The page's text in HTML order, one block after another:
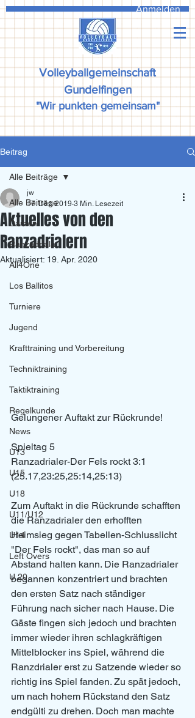
Anmelden
Volleyballgemeinschaft
Gundelfingen
"Wir punkten gemeinsam"
Beitrag
Alle Beiträge
Damen
Ranzadriala
All4One
Los Ballitos
Turniere
Jugend
Krafttraining und Vorbereitung
Techniktraining
Taktiktraining
Regelkunde
News
U13
U15
U18
U11/U12
U14
Left Overs
U 20
Alle Beiträge
Aktuelles von den
Ranzadrialern
jw
17. Dez. 2019 3 Min. Lesezeit
Aktualisiert: 19. Apr. 2020
Gelungener Auftakt zur Rückrunde!
Spieltag 5
Ranzadrialer-Der Fels rockt 3:1
(25.17,23:25,25:14,25:13)
Zum Auftakt in die Rückrunde schafften
die Ranzadrialer den erhofften
Heimsieg gegen Tabellen-Schlusslicht
"Der Fels rockt", das man so auf
Abstand halten kann. Die Ranzadrialer
begannen konzentriert und brachten
den ersten Satz nach ständiger
Führung nach sicher nach Hause. Die
Gäste fingen sich jedoch und brachten
immer wieder ihren schlagkräftigen
Mittelblocker ins Spiel, während die
Ranzdrialer erst zu Satzende wieder so
richtig ins Spiel fanden. Zu spät jedoch,
um nach hohem Rückstand den Satz
endgülti zu drehen. Doch man machte